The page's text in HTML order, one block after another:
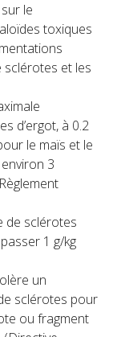
le
toxiques
et les
d’ergot, à 0.2
le maïs et le
3
de sclérotes
1 g/kg
un
sclérotes pour
ou fragment